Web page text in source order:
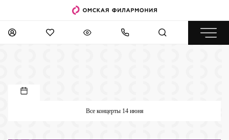
Все концерты 14 июня